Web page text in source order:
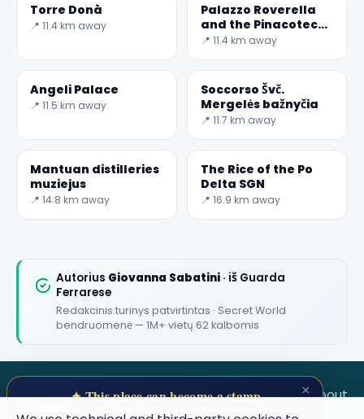
Torre Donà
📍 11.4 km away
Palazzo Roverella
and the Pinacoteca
Dell ' Accademia dei
📍 11.4 km away
Angeli Palace
📍 11.5 km away
Soccorso Švč.
Mergelės bažnyčia
📍 11.7 km away
Mantuan distilleries
muziejus
📍 14.8 km away
The Rice of the Po
Delta SGN
📍 16.9 km away
Autorius Giovanna Sabatini · iš Guarda
Ferrarese
Redakcinis turinys patvirtintas · Secret World
bendruomenė — 1M+ vietų 62 kalbomis
SECRET WORLD TermsPrivacyAbout
×
✦ This place can become a stamp
Collect secret places in your Secret